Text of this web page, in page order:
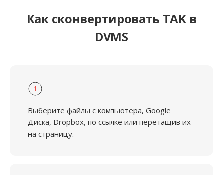
Как сконвертировать TAK в
DVMS
1
Выберите файлы с компьютера, Google
Диска, Dropbox, по ссылке или перетащив их
на страницу.